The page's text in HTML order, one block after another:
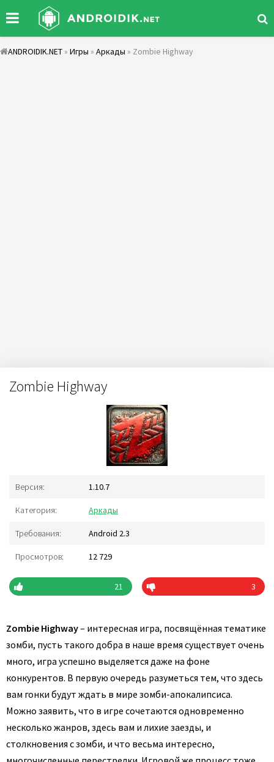
ANDROIDIK.NET » Игры » Аркады » Zombie Highway
Zombie Highway
Версия: 1.10.7
Категория: Аркады
Требования: Android 2.3
Просмотров: 12 729
21 3
Zombie Highway– интересная игра, посвящённая тематике
зомби, пусть такого добра в наше время существует очень
много, игра успешно выделяется даже на фоне
конкурентов. В первую очередь разуметься тем, что здесь
вам гонки будут ждать в мире зомби-апокалипсиса.
Можно заявить, что в игре сочетаются одновременно
несколько жанров, здесь вам и лихие заезды, и
столкновения с зомби, и что весьма интересно,